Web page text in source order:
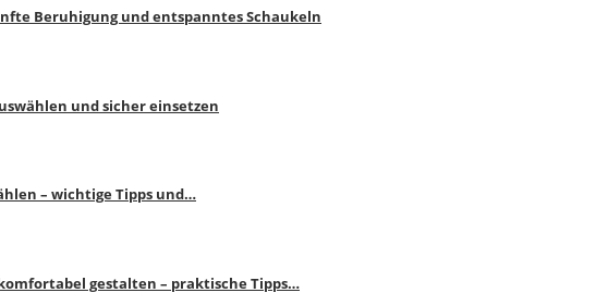
Beruhigung und entspanntes Schaukeln
und sicher einsetzen
– wichtige Tipps und…
gestalten – praktische Tipps…